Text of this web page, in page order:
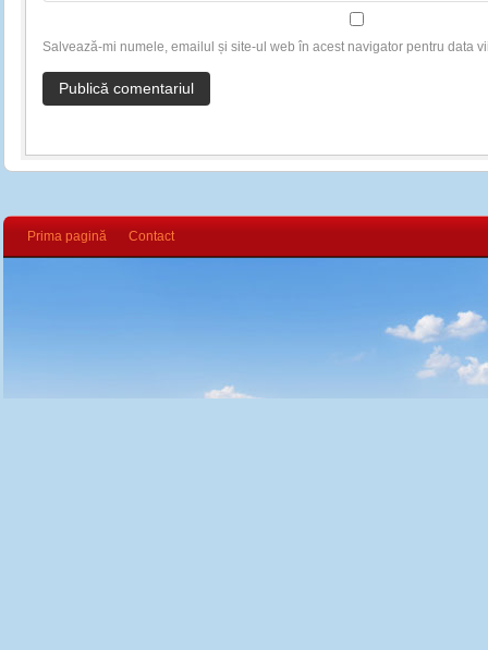
Salvează-mi numele, emailul și site-ul web în acest navigator pentru data
Prima pagină Contact